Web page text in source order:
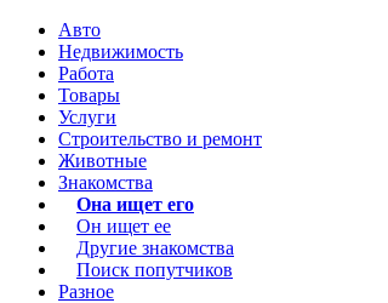
Авто
Недвижимость
Работа
Товары
Услуги
Строительство и ремонт
Животные
Знакомства
Она ищет его
Он ищет ее
Другие знакомства
Поиск попутчиков
Разное